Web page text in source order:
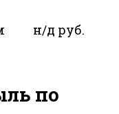
н/д руб.
по